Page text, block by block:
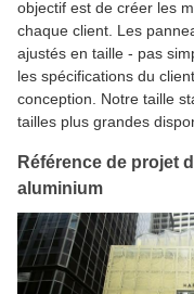
objectif est de créer les
chaque client. Les
ajustés en taille - pas
les spécifications du
conception. Notre taille
tailles plus grandes
Référence de projet
aluminium